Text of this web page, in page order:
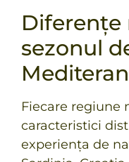
Diferențe
sezonul
Fiecare regiune
caracteristici
experiența de